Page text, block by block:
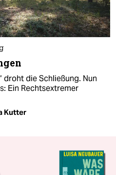
droht die Schließung. Nun
Ein Rechtsextremer
Kutter